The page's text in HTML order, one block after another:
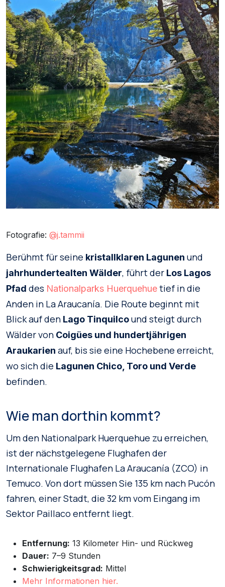
Fotografie: @j.tammii
Berühmt für seine kristallklaren Lagunen und
jahrhundertealten Wälder, führt der Los Lagos
Pfad des Nationalparks Huerquehuetief in die
Anden in La Araucanía. Die Route beginnt mit
Blick auf den Lago Tinquilcound steigt durch
Wälder von Coigües und hundertjährigen
Araukarien auf, bis sie eine Hochebene erreicht,
wo sich die Lagunen Chico, Toro und Verde
befinden.
Wie man dorthin kommt?
Um den Nationalpark Huerquehue zu erreichen,
ist der nächstgelegene Flughafen der
Internationale Flughafen La Araucanía (ZCO) in
Temuco. Von dort müssen Sie 135 km nach Pucón
fahren, einer Stadt, die 32 km vom Eingang im
Sektor Paillaco entfernt liegt.
Entfernung: 13 Kilometer Hin- und Rückweg
Dauer: 7–9 Stunden
Schwierigkeitsgrad: Mittel
Mehr Informationen hier.